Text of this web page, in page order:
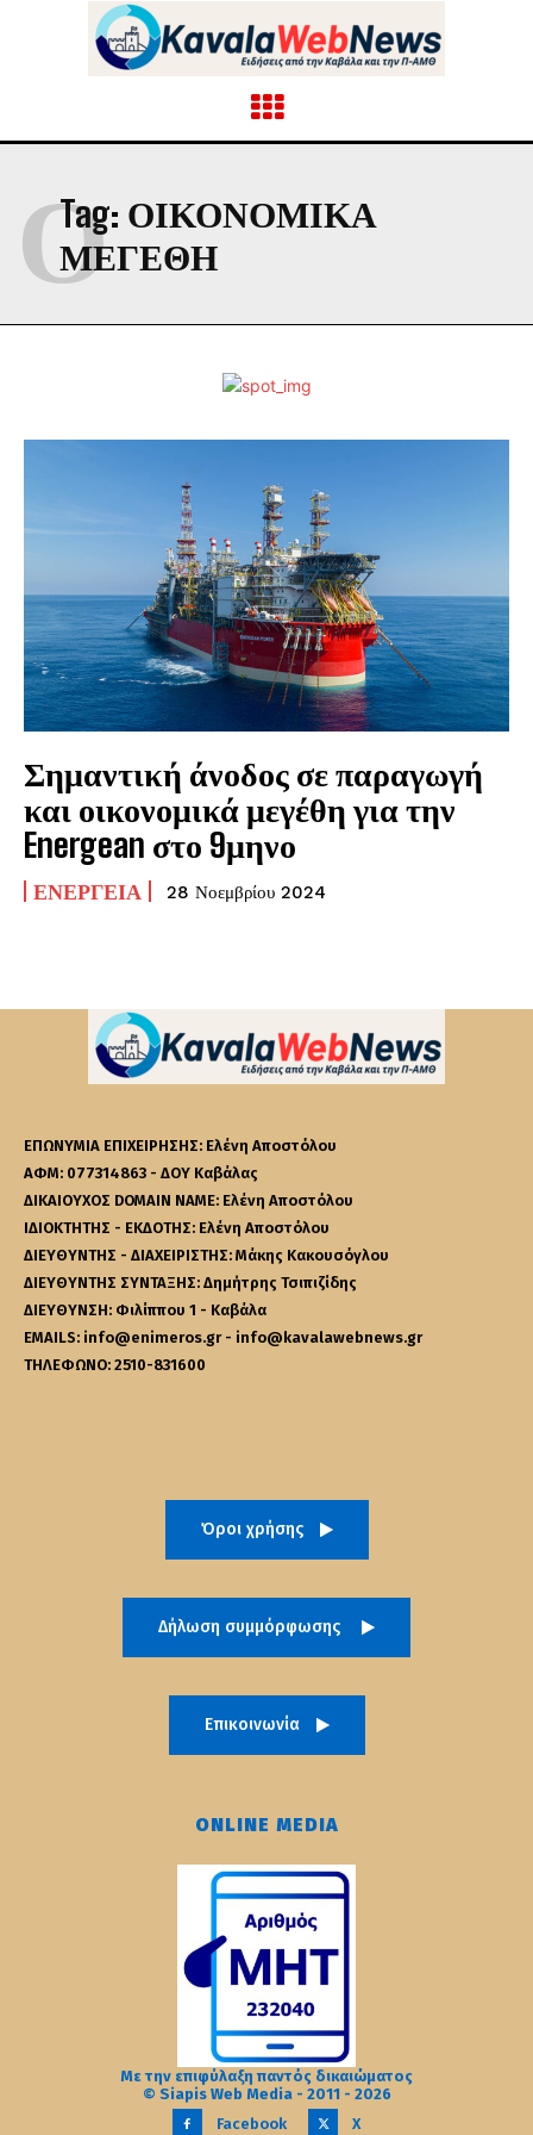
Tag: ΟΙΚΟΝΟΜΙΚΑ
ΜΕΓΕΘΗ
Ο
Σημαντική άνοδος σε παραγωγή
και οικονομικά μεγέθη για την
Energean στο 9μηνο
ΕΝΈΡΓΕΙΑ 28 Νοεμβρίου 2024
ΕΠΩΝΥΜΙΑ ΕΠΙΧΕΙΡΗΣΗΣ: Ελένη Αποστόλου
ΑΦΜ: 077314863 - ΔΟΥ Καβάλας
ΔΙΚΑΙΟΥΧΟΣ DOMAIN NAME: Ελένη Αποστόλου
ΙΔΙΟΚΤΗΤΗΣ - ΕΚΔΟΤΗΣ: Ελένη Αποστόλου
ΔΙΕΥΘΥΝΤΗΣ - ΔΙΑΧΕΙΡΙΣΤΗΣ: Μάκης Κακουσόγλου
ΔΙΕΥΘΥΝΤΗΣ ΣΥΝΤΑΞΗΣ: Δημήτρης Τσιπιζίδης
ΔΙΕΥΘΥΝΣΗ: Φιλίππου 1 - Καβάλα
EMAILS: info@enimeros.gr - info@kavalawebnews.gr
ΤΗΛΕΦΩΝΟ: 2510-831600
Όροι χρήσης
Δήλωση συμμόρφωσης
Επικοινωνία
ONLINE MEDIA
Με την επιφύλαξη παντός δικαιώματος
© Siapis Web Media - 2011 - 2026
Facebook
X